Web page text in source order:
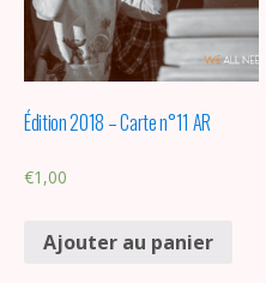
Édition 2018 – Carte n°11 AR
€1,00
Ajouter au panier